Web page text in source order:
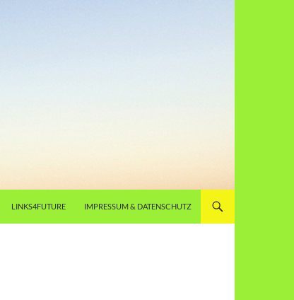
LINKS4FUTURE IMPRESSUM & DATENSCHUTZ